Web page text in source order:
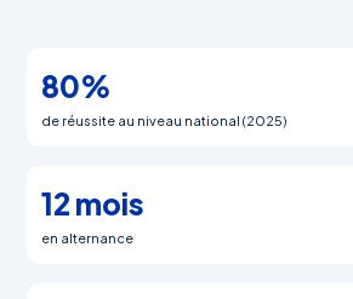
80%
de réussite au niveau national (2025)
12 mois
en alternance